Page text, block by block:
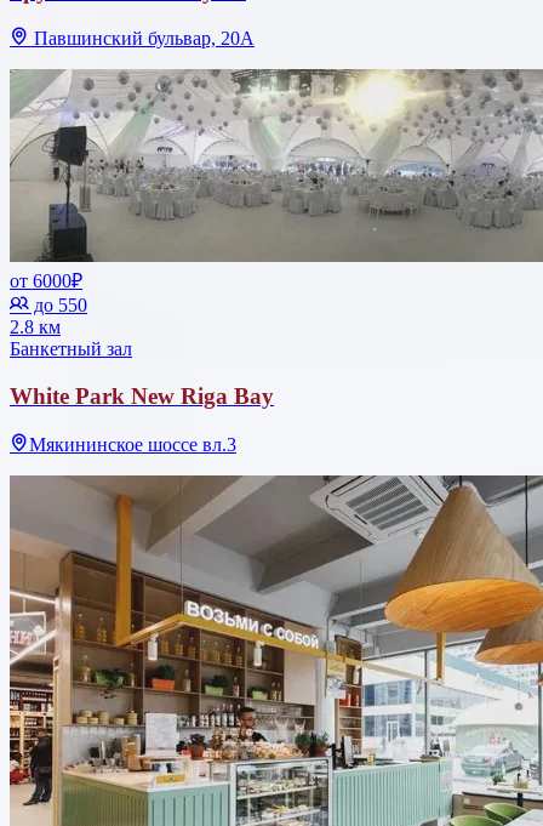
Павшинский бульвар, 20А
от 6000₽
до 550
2.8 км
Банкетный зал
White Park New Riga Bay
Мякининское шоссе вл.3